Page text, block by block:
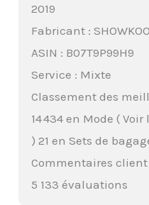
2019
Fabricant : SHOWKOO
ASIN : B07T9P99H9
Service : Mixte
Classement des
14 434 en Mode (
) 21 en Sets de
Commentaires client
5 133 évaluations